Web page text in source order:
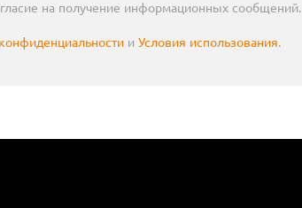
на получение информационных сообщений.
и Условия использования.